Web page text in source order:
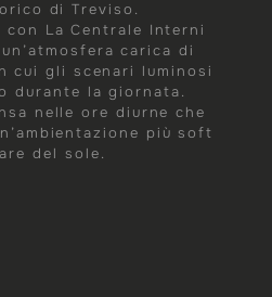
di Treviso.
La Centrale Interni
carica di
cui gli scenari luminosi
durante la giornata.
nelle ore diurne che
più soft
del sole.